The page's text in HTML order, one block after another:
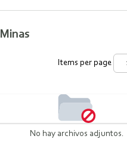
Minas
Items per page
No hay archivos adjuntos.